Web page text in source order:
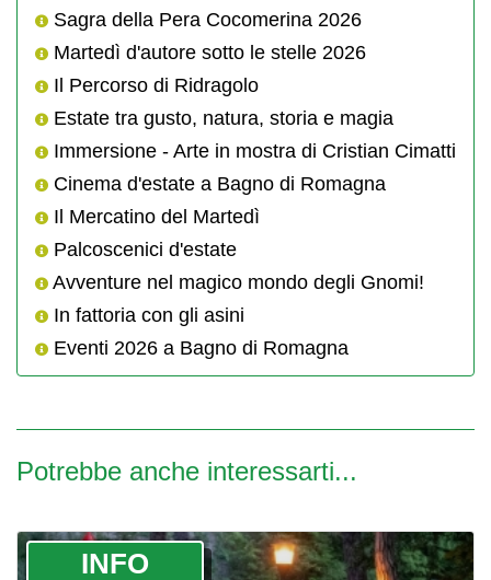
Sagra della Pera Cocomerina 2026
Martedì d'autore sotto le stelle 2026
Il Percorso di Ridragolo
Estate tra gusto, natura, storia e magia
Immersione - Arte in mostra di Cristian Cimatti
Cinema d'estate a Bagno di Romagna
Il Mercatino del Martedì
Palcoscenici d'estate
Avventure nel magico mondo degli Gnomi!
In fattoria con gli asini
Eventi 2026 a Bagno di Romagna
Potrebbe anche interessarti...
­INFO